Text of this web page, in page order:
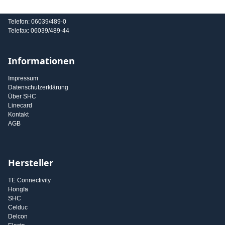
Telefon: 06039/489-0
Telefax: 06039/489-44
Informationen
Impressum
Datenschutzerklärung
Über SHC
Linecard
Kontakt
AGB
Hersteller
TE Connectivity
Hongfa
SHC
Celduc
Delcon